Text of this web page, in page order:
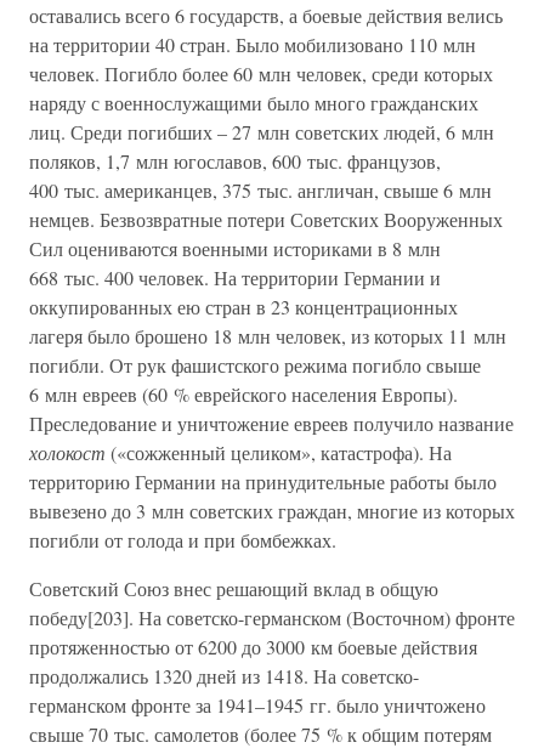
оставались всего 6 государств, а боевые действия велись
на территории 40 стран. Было мобилизовано 110 млн
человек. Погибло более 60 млн человек, среди которых
наряду с военнослужащими было много гражданских
лиц. Среди погибших – 27 млн советских людей, 6 млн
поляков, 1,7 млн югославов, 600 тыс. французов,
400 тыс. американцев, 375 тыс. англичан, свыше 6 млн
немцев. Безвозвратные потери Советских Вооруженных
Сил оцениваются военными историками в 8 млн
668 тыс. 400 человек. На территории Германии и
оккупированных ею стран в 23 концентрационных
лагеря было брошено 18 млн человек, из которых 11 млн
погибли. От рук фашистского режима погибло свыше
6 млн евреев (60 % еврейского населения Европы).
Преследование и уничтожение евреев получило название
холокост («сожженный целиком», катастрофа). На
территорию Германии на принудительные работы было
вывезено до 3 млн советских граждан, многие из которых
погибли от голода и при бомбежках.
Советский Союз внес решающий вклад в общую
победу[203]. На советско-германском (Восточном) фронте
протяженностью от 6200 до 3000 км боевые действия
продолжались 1320 дней из 1418. На советско-
германском фронте за 1941–1945 гг. было уничтожено
свыше 70 тыс. самолетов (более 75 % к общим потерям